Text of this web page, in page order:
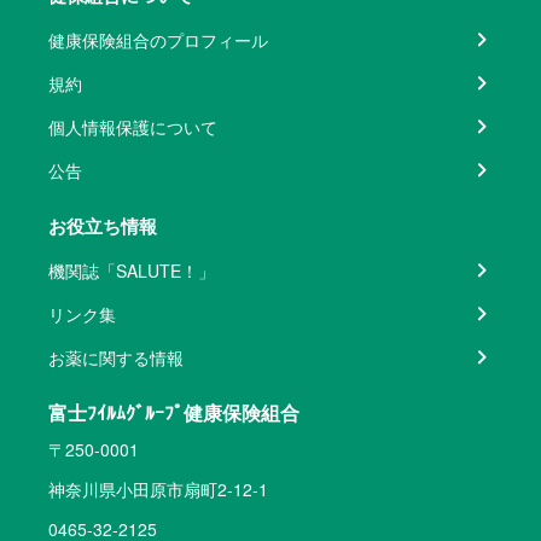
健康保険組合のプロフィール
規約
個人情報保護について
公告
お役立ち情報
機関誌「SALUTE！」
リンク集
お薬に関する情報
富士ﾌｲﾙﾑｸﾞﾙｰﾌﾟ健康保険組合
〒250-0001
神奈川県小田原市扇町2-12-1
0465-32-2125